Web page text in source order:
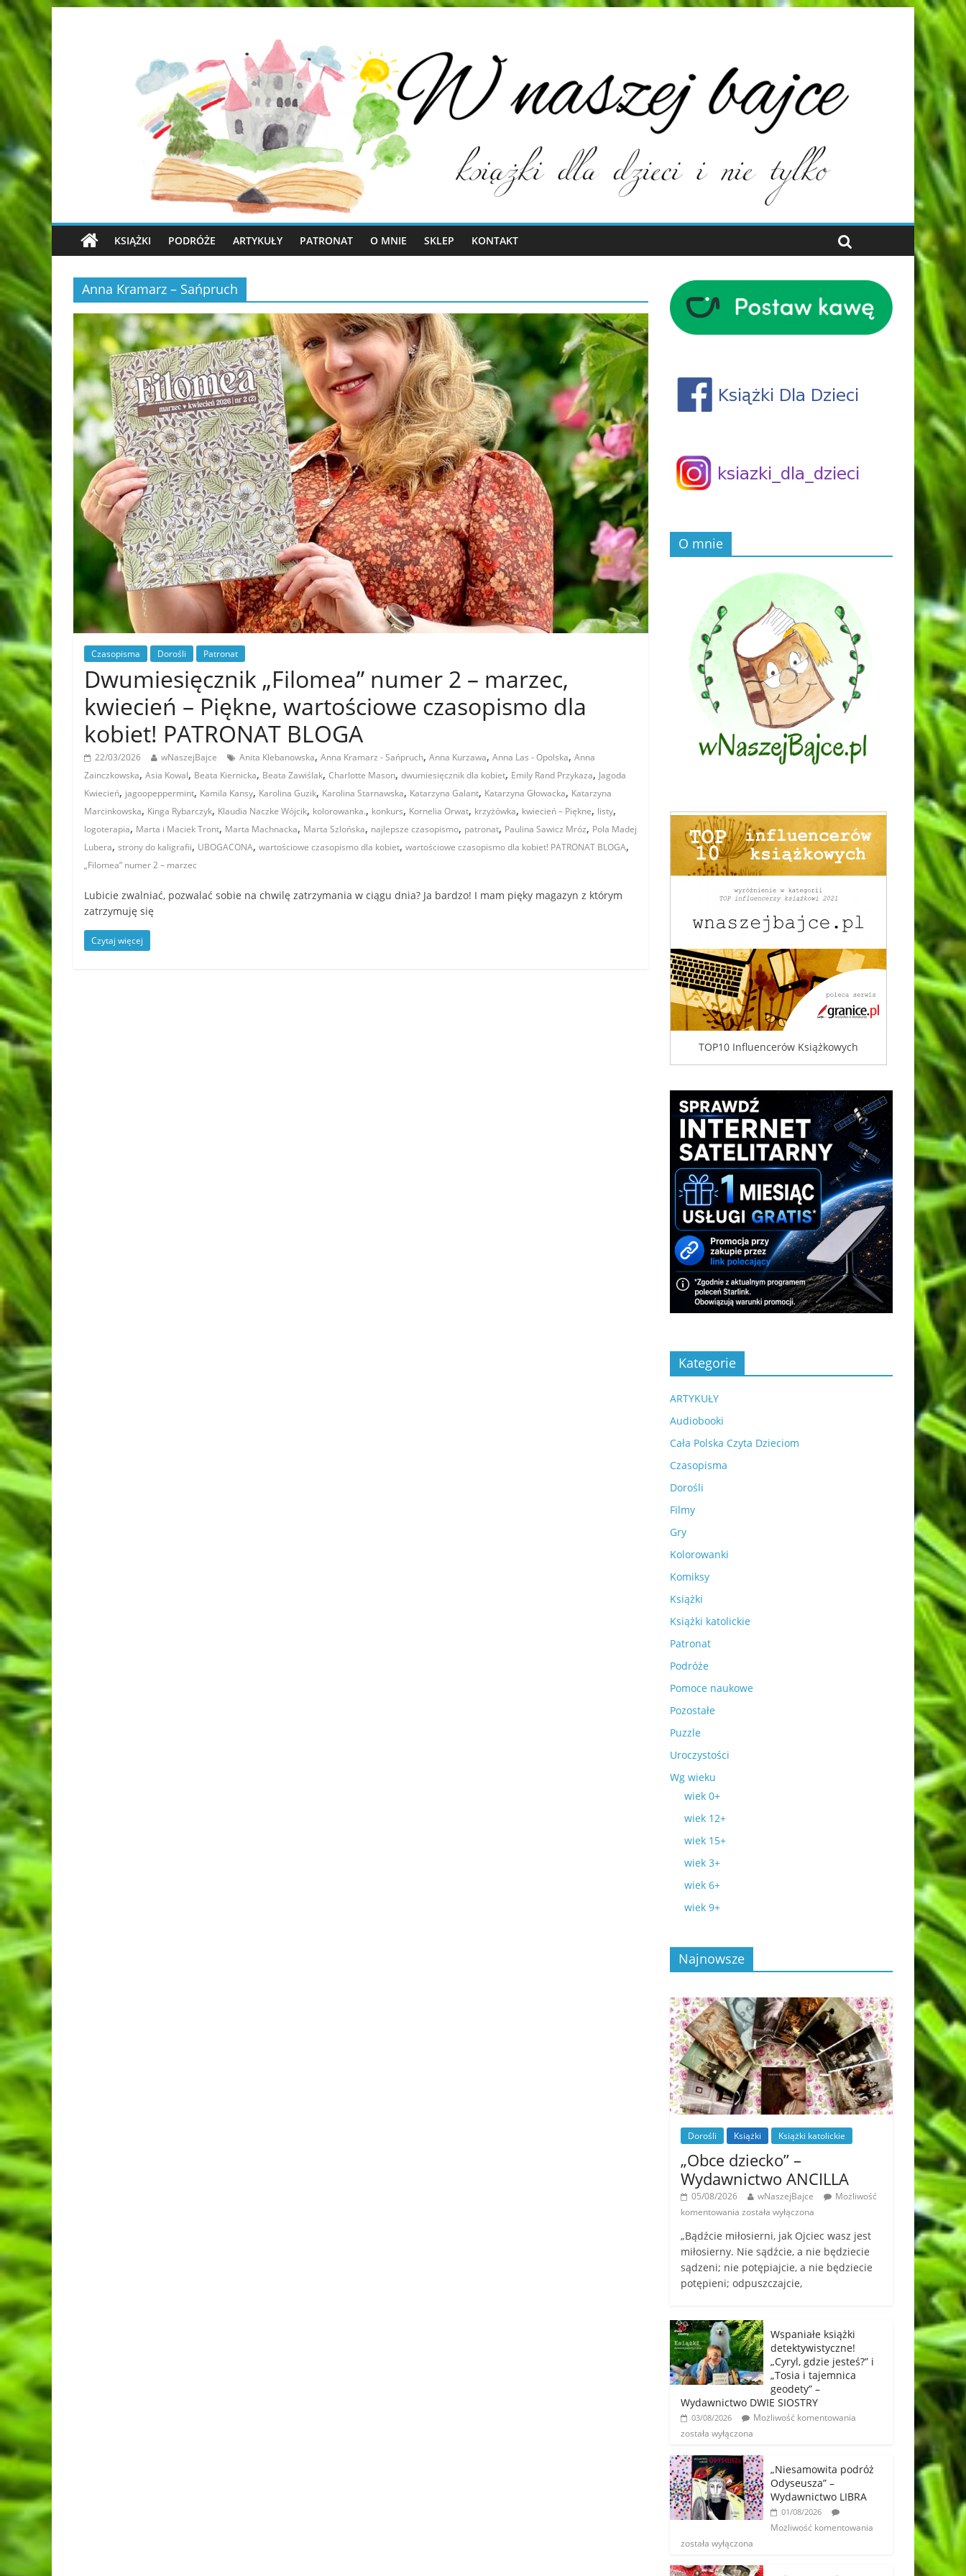
KSIĄŻKI PODRÓŻE ARTYKUŁY PATRONAT O MNIE SKLEP KONTAKT
Anna Kramarz – Sańpruch
Czasopisma Dorośli Patronat
Dwumiesięcznik „Filomea” numer 2 – marzec,
kwiecień – Piękne, wartościowe czasopismo dla
kobiet! PATRONAT BLOGA
22/03/2026 wNaszejBajce Anita Klebanowska, Anna Kramarz - Sańpruch, Anna Kurzawa, Anna Las - Opolska, Anna
Zainczkowska, Asia Kowal, Beata Kiernicka, Beata Zawiślak, Charlotte Mason, dwumiesięcznik dla kobiet, Emily Rand Przykaza, Jagoda
Kwiecień, jagoopeppermint, Kamila Kansy, Karolina Guzik, Karolina Starnawska, Katarzyna Galant, Katarzyna Głowacka, Katarzyna
Marcinkowska, Kinga Rybarczyk, Klaudia Naczke Wójcik, kolorowanka., konkurs, Kornelia Orwat, krzyżówka, kwiecień – Piękne, listy,
logoterapia, Marta i Maciek Tront, Marta Machnacka, Marta Szlońska, najlepsze czasopismo, patronat, Paulina Sawicz Mróz, Pola Madej
Lubera, strony do kaligrafii, UBOGACONA, wartościowe czasopismo dla kobiet, wartościowe czasopismo dla kobiet! PATRONAT BLOGA,
„Filomea” numer 2 – marzec
Lubicie zwalniać, pozwalać sobie na chwilę zatrzymania w ciągu dnia? Ja bardzo! I mam pięky magazyn z którym
zatrzymuję się
Czytaj więcej
O mnie
TOP10 Influencerów Książkowych
Kategorie
ARTYKUŁY
Audiobooki
Cała Polska Czyta Dzieciom
Czasopisma
Dorośli
Filmy
Gry
Kolorowanki
Komiksy
Książki
Książki katolickie
Patronat
Podróże
Pomoce naukowe
Pozostałe
Puzzle
Uroczystości
Wg wieku
wiek 0+
wiek 12+
wiek 15+
wiek 3+
wiek 6+
wiek 9+
Najnowsze
Dorośli Książki Książki katolickie
„Obce dziecko” –
Wydawnictwo ANCILLA
05/08/2026 wNaszejBajce
Możliwość
komentowania została wyłączona
„Bądźcie miłosierni, jak Ojciec wasz jest
miłosierny. Nie sądźcie, a nie będziecie
sądzeni; nie potępiajcie, a nie będziecie
potępieni; odpuszczajcie,
Wspaniałe książki
detektywistyczne!
„Cyryl, gdzie jesteś?” i
„Tosia i tajemnica
geodety” –
Wydawnictwo DWIE SIOSTRY
03/08/2026
Możliwość komentowania
została wyłączona
„Niesamowita podróż
Odyseusza” –
Wydawnictwo LIBRA
01/08/2026
Możliwość komentowania
została wyłączona